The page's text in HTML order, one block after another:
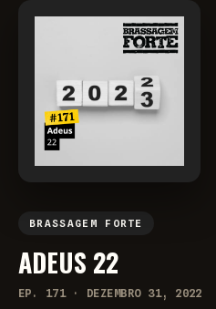
BRASSAGEM FORTE
ADEUS 22
EP. 171 · DEZEMBRO 31, 2022